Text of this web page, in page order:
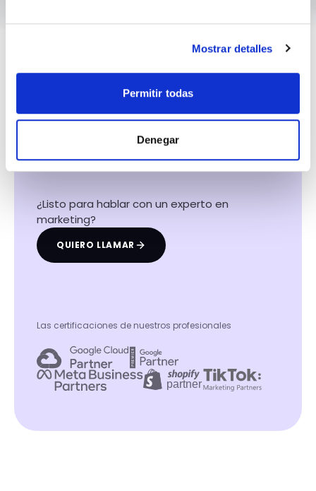
Mostrar detalles
Permitir todas
Denegar
Hacemos que tu
negocio crezca con el
marketing digital
¿Listo para hablar con un experto en
marketing?
QUIERO LLAMAR
Las certificaciones de nuestros profesionales